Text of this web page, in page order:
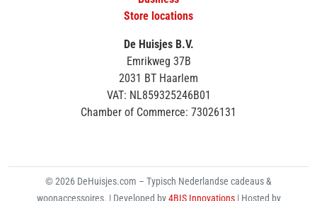
Store locations
De Huisjes B.V.
Emrikweg 37B
2031 BT Haarlem
VAT: NL859325246B01
Chamber of Commerce: 73026131
© 2026 DeHuisjes.com – Typisch Nederlandse cadeaus &
woonaccessoires. | Developed by4BIS Innovations | Hosted by